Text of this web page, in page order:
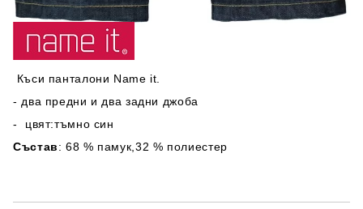
Къси панталони Name it.
- два предни и два задни джоба
- цвят:тъмно син
Състав: 68 % памук,32 % полиестер